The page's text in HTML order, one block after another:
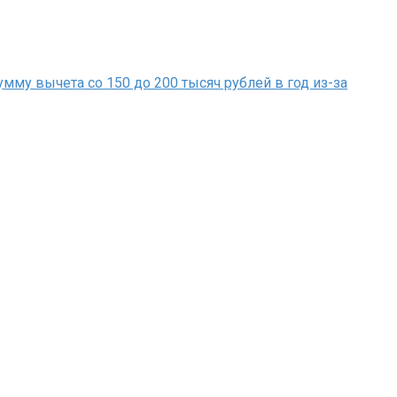
вычета со 150 до 200 тысяч рублей в год из-за